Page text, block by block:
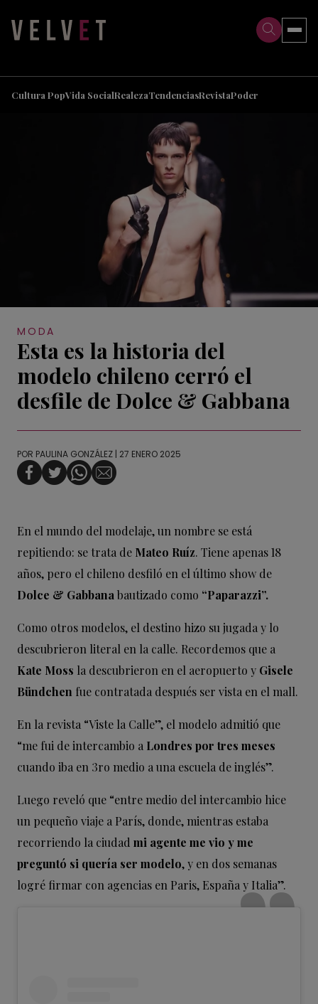
Cultura PopVida SocialRealezaTendenciasRevistaPoder
MODA
Esta es la historia del
modelo chileno cerró el
desfile de Dolce & Gabbana
POR PAULINA GONZÁLEZ | 27 ENERO 2025
En el mundo del modelaje, un nombre se está
repitiendo: se trata de Mateo Ruíz. Tiene apenas 18
años, pero el chileno desfiló en el último show de
Dolce & Gabbanabautizado como “Paparazzi”.
Como otros modelos, el destino hizo su jugada y lo
descubrieron literal en la calle. Recordemos que a
Kate Moss la descubrieron en el aeropuerto y Gisele
Bündchen fue contratada después ser vista en el mall.
En la revista “Viste la Calle”, el modelo admitió que
“me fui de intercambio a Londres por tres meses
cuando iba en 3ro medio a una escuela de inglés”.
Luego reveló que “entre medio del intercambio hice
un pequeño viaje a París, donde, mientras estaba
recorriendo la ciudad mi agente me vio y me
preguntó si quería ser modelo, y en dos semanas
logré firmar con agencias en Paris, España y Italia”.